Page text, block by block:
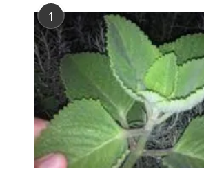
1